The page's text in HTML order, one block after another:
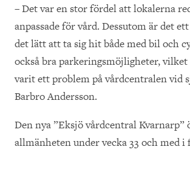
– Det var en stor fördel att lokalerna
anpassade för vård. Dessutom är det
det lätt att ta sig hit både med bil och
också bra parkeringsmöjligheter,
varit ett problem på vårdcentralen vid
Barbro Andersson.
Den nya ”Eksjö vårdcentral Kvarnarp”
allmänheten under vecka 33 och med